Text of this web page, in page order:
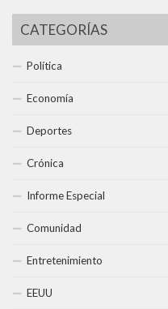
CATEGORÍAS
Política
Economía
Deportes
Crónica
Informe Especial
Comunidad
Entretenimiento
EEUU